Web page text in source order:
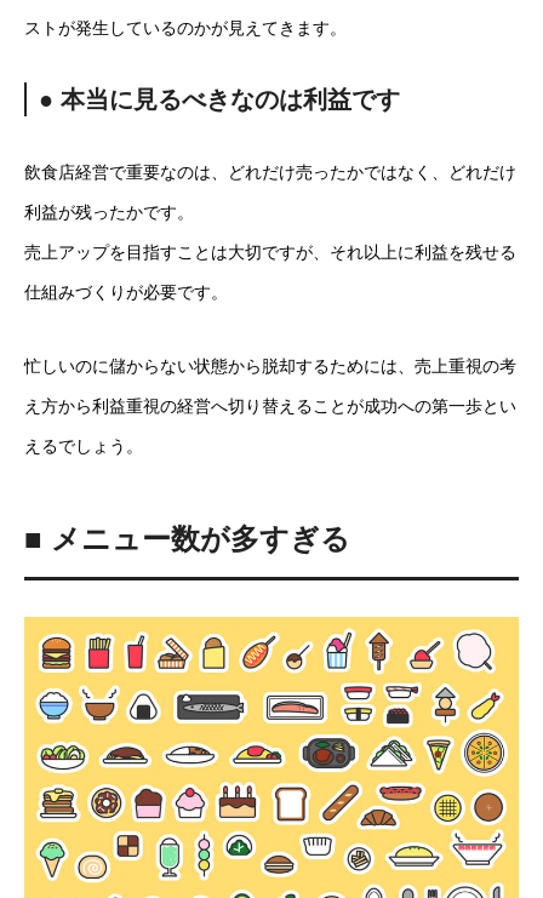
ストが発生しているのかが見えてきます。
● 本当に見るべきなのは利益です
飲食店経営で重要なのは、どれだけ売ったかではなく、どれだけ
利益が残ったかです。
売上アップを目指すことは大切ですが、それ以上に利益を残せる
仕組みづくりが必要です。
忙しいのに儲からない状態から脱却するためには、売上重視の考
え方から利益重視の経営へ切り替えることが成功への第一歩とい
えるでしょう。
■ メニュー数が多すぎる